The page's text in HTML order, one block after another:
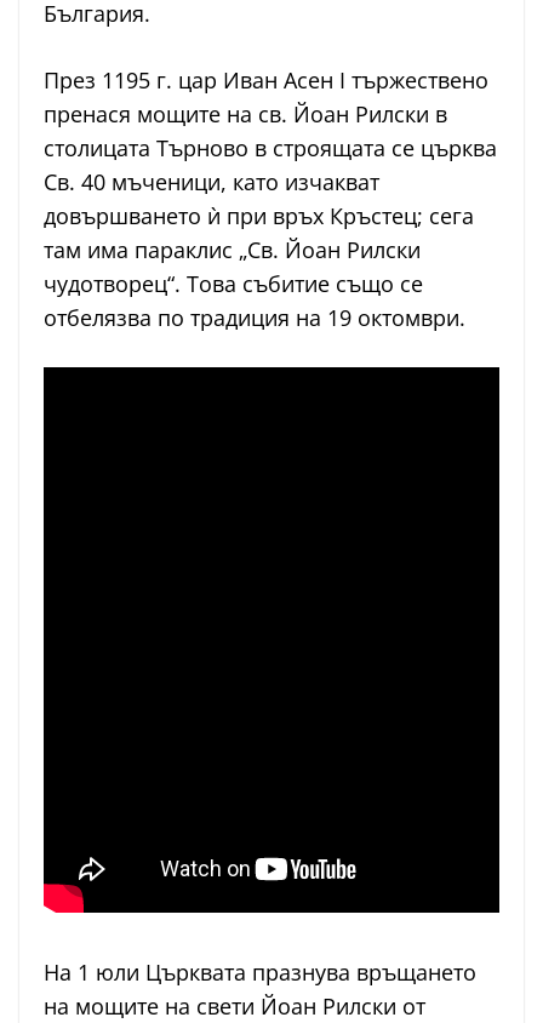
България.
През 1195 г. цар Иван Асен I тържествено
пренася мощите на св. Йоан Рилски в
столицата Търново в строящата се църква
Св. 40 мъченици, като изчакват
довършването ѝ при връх Кръстец; сега
там има параклис „Св. Йоан Рилски
чудотворец“. Това събитие също се
отбелязва по традиция на 19 октомври.
На 1 юли Църквата празнува връщането
на мощите на свети Йоан Рилски от